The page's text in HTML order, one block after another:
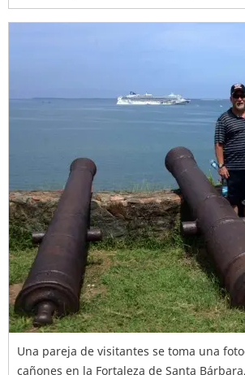
Una pareja de visitantes se toma una
cañones en la Fortaleza de Santa